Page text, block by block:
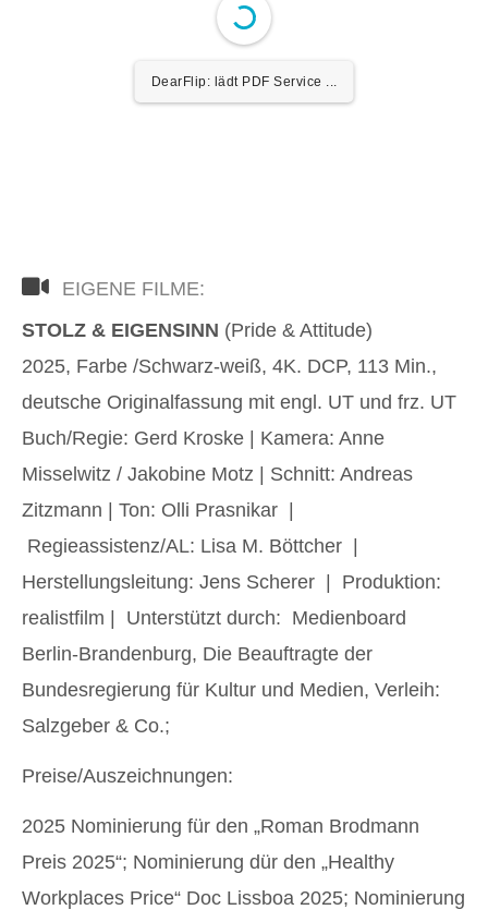
DearFlip: lädt PDF Worker ...
EIGENE FILME:
STOLZ & EIGENSINN (Pride & Attitude)
2025, Farbe /Schwarz-weiß, 4K. DCP, 113 Min.,
deutsche Originalfassung mit engl. UT und frz. UT
Buch/Regie: Gerd Kroske | Kamera: Anne
Misselwitz / Jakobine Motz | Schnitt: Andreas
Zitzmann | Ton: Olli Prasnikar |
Regieassistenz/AL: Lisa M. Böttcher |
Herstellungsleitung: Jens Scherer | Produktion:
realistfilm | Unterstützt durch: Medienboard
Berlin-Brandenburg, Die Beauftragte der
Bundesregierung für Kultur und Medien, Verleih:
Salzgeber & Co.;
Preise/Auszeichnungen:
2025 Nominierung für den „Roman Brodmann
Preis 2025“; Nominierung dür den „Healthy
Workplaces Price“ Doc Lissboa 2025; Nominierung